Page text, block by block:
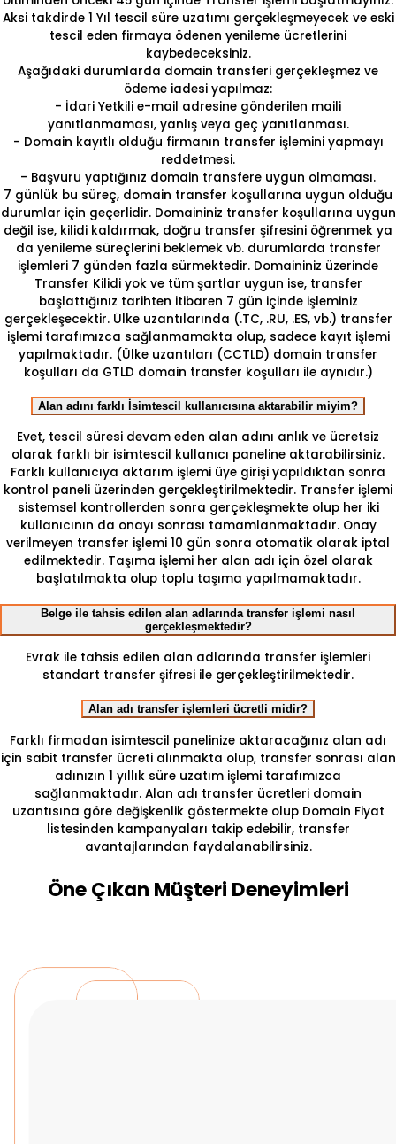
Aksi takdirde 1 Yıl tescil süre uzatımı gerçekleşmeyecek ve eski
tescil eden firmaya ödenen yenileme ücretlerini
kaybedeceksiniz.
Aşağıdaki durumlarda domain transferi gerçekleşmez ve
ödeme iadesi yapılmaz:
- İdari Yetkili e-mail adresine gönderilen maili
yanıtlanmaması, yanlış veya geç yanıtlanması.
- Domain kayıtlı olduğu firmanın transfer işlemini yapmayı
reddetmesi.
- Başvuru yaptığınız domain transfere uygun olmaması.
7 günlük bu süreç, domain transfer koşullarına uygun olduğu
durumlar için geçerlidir. Domaininiz transfer koşullarına uygun
değil ise, kilidi kaldırmak, doğru transfer şifresini öğrenmek ya
da yenileme süreçlerini beklemek vb. durumlarda transfer
işlemleri 7 günden fazla sürmektedir. Domaininiz üzerinde
Transfer Kilidi yok ve tüm şartlar uygun ise, transfer
başlattığınız tarihten itibaren 7 gün içinde işleminiz
gerçekleşecektir. Ülke uzantılarında (.TC, .RU, .ES, vb.) transfer
işlemi tarafımızca sağlanmamakta olup, sadece kayıt işlemi
yapılmaktadır. (Ülke uzantıları (CCTLD) domain transfer
koşulları da GTLD domain transfer koşulları ile aynıdır.)
Alan adını farklı İsimtescil kullanıcısına aktarabilir miyim?
Evet, tescil süresi devam eden alan adını anlık ve ücretsiz
olarak farklı bir isimtescil kullanıcı paneline aktarabilirsiniz.
Farklı kullanıcıya aktarım işlemi üye girişi yapıldıktan sonra
kontrol paneli üzerinden gerçekleştirilmektedir. Transfer işlemi
sistemsel kontrollerden sonra gerçekleşmekte olup her iki
kullanıcının da onayı sonrası tamamlanmaktadır. Onay
verilmeyen transfer işlemi 10 gün sonra otomatik olarak iptal
edilmektedir. Taşıma işlemi her alan adı için özel olarak
başlatılmakta olup toplu taşıma yapılmamaktadır.
Belge ile tahsis edilen alan adlarında transfer işlemi nasıl
gerçekleşmektedir?
Evrak ile tahsis edilen alan adlarında transfer işlemleri
standart transfer şifresi ile gerçekleştirilmektedir.
Alan adı transfer işlemleri ücretli midir?
Farklı firmadan isimtescil panelinize aktaracağınız alan adı
için sabit transfer ücreti alınmakta olup, transfer sonrası alan
adınızın 1 yıllık süre uzatım işlemi tarafımızca
sağlanmaktadır. Alan adı transfer ücretleri domain
uzantısına göre değişkenlik göstermekte olup Domain Fiyat
listesinden kampanyaları takip edebilir, transfer
avantajlarından faydalanabilirsiniz.
Öne Çıkan Müşteri Deneyimleri